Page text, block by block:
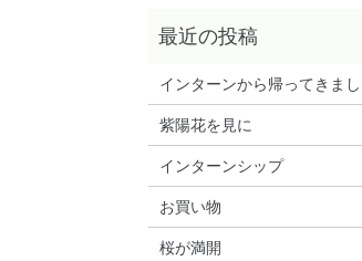
インターンから帰ってきまし
紫陽花を見に
インターンシップ
お買い物
桜が満開